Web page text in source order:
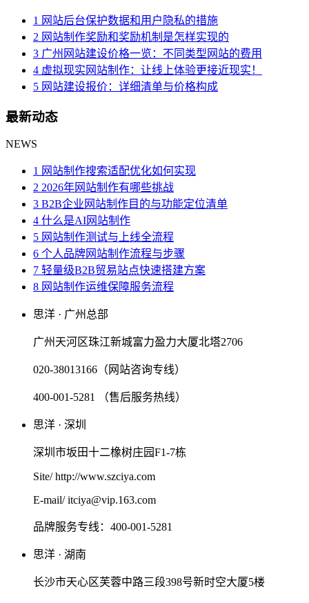
1 网站后台保护数据和用户隐私的措施
2 网站制作奖励和奖励机制是怎样实现的
3 广州网站建设价格一览：不同类型网站的费用
4 虚拟现实网站制作：让线上体验更接近现实！
5 网站建设报价：详细清单与价格构成
最新动态
NEWS
1 网站制作搜索适配优化如何实现
2 2026年网站制作有哪些挑战
3 B2B企业网站制作目的与功能定位清单
4 什么是AI网站制作
5 网站制作测试与上线全流程
6 个人品牌网站制作流程与步骤
7 轻量级B2B贸易站点快速搭建方案
8 网站制作运维保障服务流程
思洋 · 广州总部
广州天河区珠江新城富力盈力大厦北塔2706
020-38013166（网站咨询专线）
400-001-5281 （售后服务热线）
思洋 · 深圳
深圳市坂田十二橡树庄园F1-7栋
Site/ http://www.szciya.com
E-mail/ itciya@vip.163.com
品牌服务专线：400-001-5281
思洋 · 湖南
长沙市天心区芙蓉中路三段398号新时空大厦5楼